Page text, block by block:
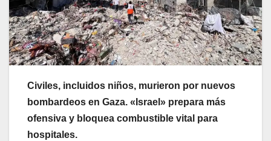
Civiles, incluidos niños, murieron por nuevos
bombardeos en Gaza. «Israel» prepara más
ofensiva y bloquea combustible vital para
hospitales.